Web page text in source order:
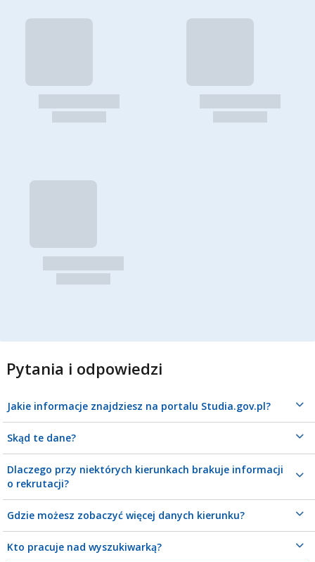
Pytania i odpowiedzi
Jakie informacje znajdziesz na portalu Studia.gov.pl?
Skąd te dane?
Dlaczego przy niektórych kierunkach brakuje informacji
o rekrutacji?
Gdzie możesz zobaczyć więcej danych kierunku?
Kto pracuje nad wyszukiwarką?